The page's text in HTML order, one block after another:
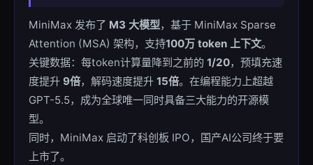
MiniMax 发布了 M3 大模型，基于 MiniMax Sparse
Attention (MSA) 架构，支持100万 token 上下文。
关键数据：每token计算量降到之前的 1/20，预填充速
度提升 9倍，解码速度提升 15倍。在编程能力上超越
GPT-5.5，成为全球唯一同时具备三大能力的开源模
型。
同时，MiniMax 启动了科创板 IPO，国产AI公司终于要
上市了。